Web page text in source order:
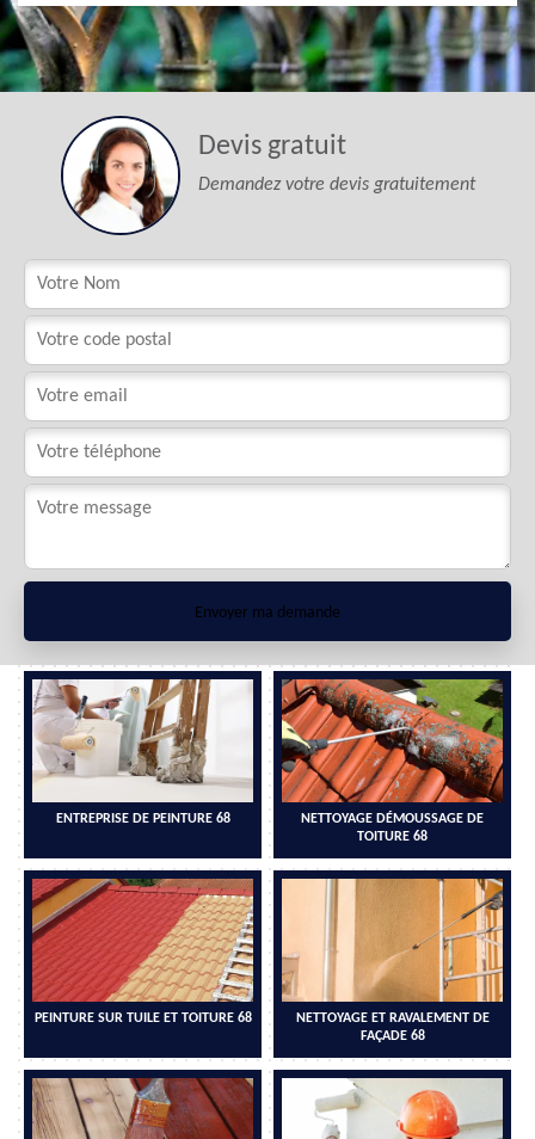
Devis gratuit
Demandez votre devis gratuitement
ENTREPRISE DE PEINTURE 68
NETTOYAGE DÉMOUSSAGE DE
TOITURE 68
PEINTURE SUR TUILE ET TOITURE 68
NETTOYAGE ET RAVALEMENT DE
FAÇADE 68